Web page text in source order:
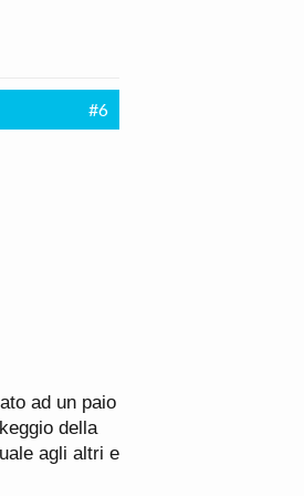
#6
ad un paio
della
agli altri e